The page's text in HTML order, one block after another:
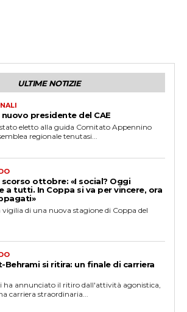
ULTIME NOTIZIE
presidente del CAE
eletto alla guida Comitato Appennino
regionale tenutasi...
ottobre: «I social? Oggi
a tutti. In Coppa si va per vincere, ora
di una nuova stagione di Coppa del
Behrami si ritira: un finale di carriera
ha annunciato il ritiro dall'attività agonistica,
carriera straordinaria...